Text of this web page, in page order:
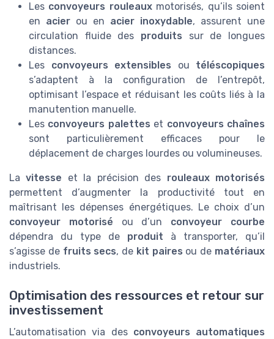
Les convoyeurs rouleauxmotorisés, qu’ils soient
en acier ou en acier inoxydable, assurent une
circulation fluide des produits sur de longues
distances.
Les convoyeurs extensibles ou téléscopiques
s’adaptent à la configuration de l’entrepôt,
optimisant l’espace et réduisant les coûts liés à la
manutention manuelle.
Les convoyeurs palettes et convoyeurs chaînes
sont particulièrement efficaces pour le
déplacement de charges lourdes ou volumineuses.
Lavitesse et la précision des rouleaux motorisés
permettent d’augmenter la productivité tout en
maîtrisant les dépenses énergétiques. Le choix d’un
convoyeur motorisé ou d’un convoyeur courbe
dépendra du type de produit à transporter, qu’il
s’agisse de fruits secs, de kit paires ou de matériaux
industriels.
Optimisation des ressources et retour sur
investissement
L’automatisation via des convoyeurs automatiques